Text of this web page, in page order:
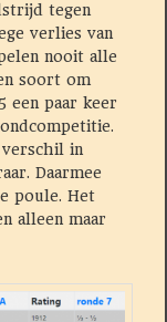
tegen
verlies van
nooit alle
soort om
een paar keer
verschil in
Daarmee
poule. Het
alleen maar